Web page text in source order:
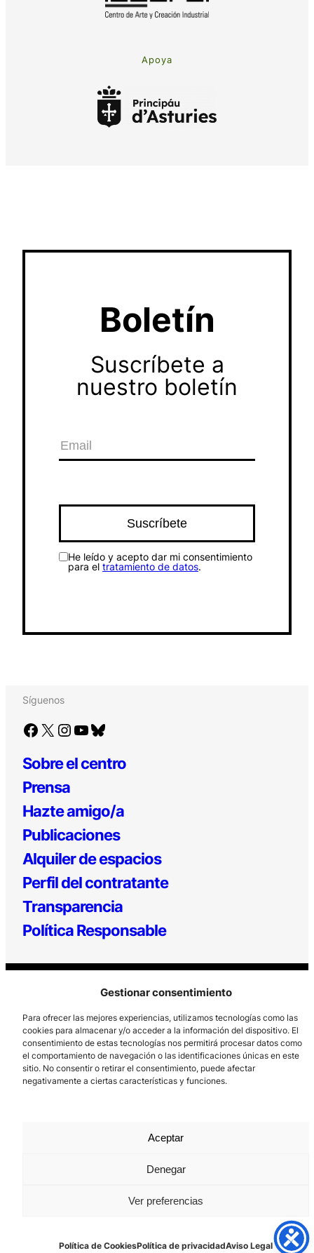
Gestionar consentimiento
Para ofrecer las mejores experiencias, utilizamos tecnologías como las
cookies para almacenar y/o acceder a la información del dispositivo. El
consentimiento de estas tecnologías nos permitirá procesar datos como
el comportamiento de navegación o las identificaciones únicas en este
sitio. No consentir o retirar el consentimiento, puede afectar
negativamente a ciertas características y funciones.
Aceptar
Denegar
Ver preferencias
Política de CookiesPolítica de privacidadAviso Legal
Apoya
Boletín
Suscríbete a
nuestro boletín
He leído y acepto dar mi consentimiento
para el tratamiento de datos.
Síguenos
Facebook X Instagram YouTube Bluesky
Sobre el centro
Prensa
Hazte amigo/a
Publicaciones
Alquiler de espacios
Perfil del contratante
Transparencia
Política Responsable
Los Prados, 121 – 33203 Gijón
985 185 577 – info@laboralcentrodearte.org